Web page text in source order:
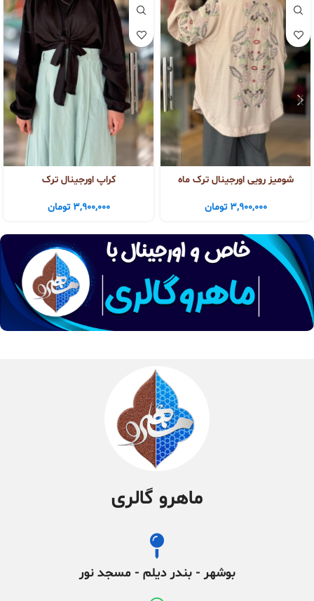
شومیز رویی اورجینال ترک ماه
3,900,000 تومان
کراپ اورجینال ترک
3,900,000 تومان
ماهرو گالری
بوشهر - بندر دیلم - مسجد نور